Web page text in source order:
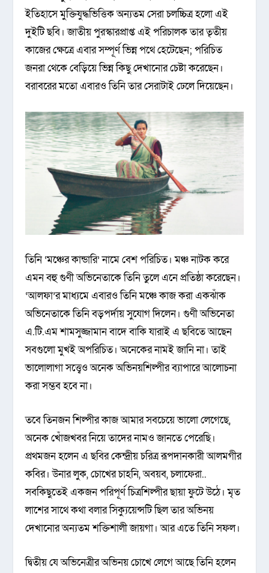
ইতিহাসে মুক্তিযুদ্ধভিত্তিক অন্যতম সেরা চলচ্চিত্র হলো এই
দুইটি ছবি। জাতীয় পুরস্কারপ্রাপ্ত এই পরিচালক তার তৃতীয়
কাজের ক্ষেত্রে এবার সম্পূর্ণ ভিন্ন পথে হেটেছেন; পরিচিত
জনরা থেকে বেড়িয়ে ভিন্ন কিছু দেখানোর চেষ্টা করেছেন।
বরাবরের মতো এবারও তিনি তার সেরাটাই ঢেলে দিয়েছেন।
তিনি ‘মঞ্চের কান্ডারি’ নামে বেশ পরিচিত। মঞ্চ নাটক করে
এমন বহু গুণী অভিনেতাকে তিনি তুলে এনে প্রতিষ্ঠা করেছেন।
‘আলফা’র মাধ্যমে এবারও তিনি মঞ্চে কাজ করা একঝাঁক
অভিনেতাকে তিনি বড়পর্দায় সুযোগ দিলেন। গুণী অভিনেতা
এ.টি.এম শামসুজ্জামান বাদে বাকি যারাই এ ছবিতে আছেন
সবগুলো মুখই অপরিচিত। অনেকের নামই জানি না। তাই
ভালোলাগা সত্ত্বেও অনেক অভিনয়শিল্পীর ব্যাপারে আলোচনা
করা সম্ভব হবে না।
তবে তিনজন শিল্পীর কাজ আমার সবচেয়ে ভালো লেগেছে,
অনেক খোঁজখবর নিয়ে তাদের নামও জানতে পেরেছি।
প্রথমজন হলেন এ ছবির কেন্দ্রীয় চরিত্র রূপদানকারী আলমগীর
কবির। উনার লুক, চোখের চাহনি, অবয়ব, চলাফেরা..
সবকিছুতেই একজন পরিপূর্ণ চিত্রশিল্পীর ছায়া ফুটে উঠে। মৃত
লাশের সাথে কথা বলার সিক্যুয়েন্সটি ছিল তার অভিনয়
দেখানোর অন্যতম শক্তিশালী জায়গা। আর এতে তিনি সফল।
দ্বিতীয় যে অভিনেত্রীর অভিনয় চোখে লেগে আছে তিনি হলেন